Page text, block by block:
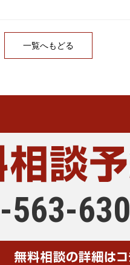
一覧へもどる
563-630